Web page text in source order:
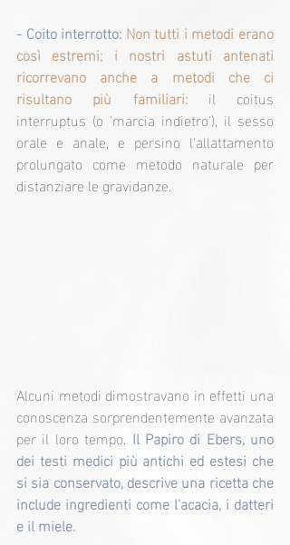
- Coito interrotto: Non tutti i metodi erano
così estremi; i nostri astuti antenati
ricorrevano anche a metodi che ci
risultano più familiari: il coitus
interruptus (o 'marcia indietro'), il sesso
orale e anale, e persino l'allattamento
prolungato come metodo naturale per
distanziare le gravidanze.
Alcuni metodi dimostravano in effetti una
conoscenza sorprendentemente avanzata
per il loro tempo. Il Papiro di Ebers, uno
dei testi medici più antichi ed estesi che
si sia conservato, descrive una ricetta che
include ingredienti come l'acacia, i datteri
e il miele.